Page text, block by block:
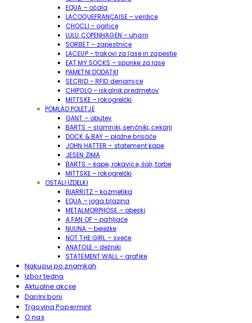
EQUA – očala
LACOQUEFRANÇAISE – verižice
CHOCLI – ogrlice
LULU COPENHAGEN – uhani
SORBET – zapestnice
LACEUP – trakovi za lase in zapestje
EAT MY SOCKS – sponke za lase
PAMETNI DODATKI
SECRID – RFID denarnice
CHIPOLO – iskalnik predmetov
MITTSKE – rokogrelčki
POMLAD POLETJE
GANT – obutev
BARTS – slamniki, senčniki, cekarji
DOCK & BAY – plažne brisače
JOHN HATTER – statement kape
JESEN ZIMA
BARTS – kape, rokavice, šali, torbe
MITTSKE – rokogrelčki
OSTALI IZDELKI
BIARRITZ – kozmetika
EQUA – joga blazina
METALMORPHOSE – obeski
A FAN OF – pahljače
NUUNA – beležke
NOT THE GIRL – sveče
ANATOLE – dežniki
STATEMENT WALL – grafike
Nakupuj po znamkah
Izbor tedna
Aktualne akcije
Darilni boni
Trgovina Popermint
O nas